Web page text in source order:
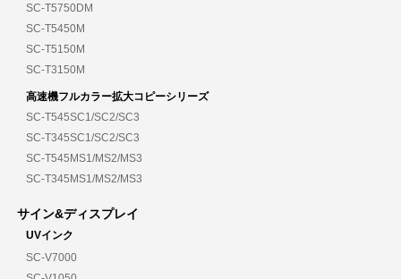
SC-T5750DM
SC-T5450M
SC-T5150M
SC-T3150M
高速機フルカラー拡大コピーシリーズ
SC-T545SC1/SC2/SC3
SC-T345SC1/SC2/SC3
SC-T545MS1/MS2/MS3
SC-T345MS1/MS2/MS3
サイン&ディスプレイ
UVインク
SC-V7000